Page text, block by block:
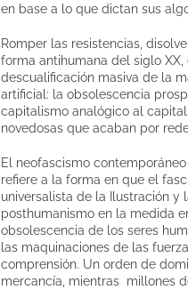
en base a lo que dictan sus
Romper las resistencias,
forma antihumana del siglo
descualificación masiva de la
artificial: la obsolescencia
capitalismo analógico al
novedosas que acaban por
El neofascismo
refiere a la forma en que el
universalista de la Ilustración y
posthumanismo en la medida
obsolescencia de los seres
las maquinaciones de las
comprensión. Un orden de
mercancía, mientras millones